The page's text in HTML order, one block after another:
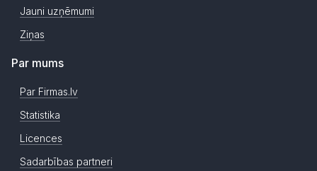
Jauni uzņēmumi
Ziņas
Par mums
Par Firmas.lv
Statistika
Licences
Sadarbības partneri